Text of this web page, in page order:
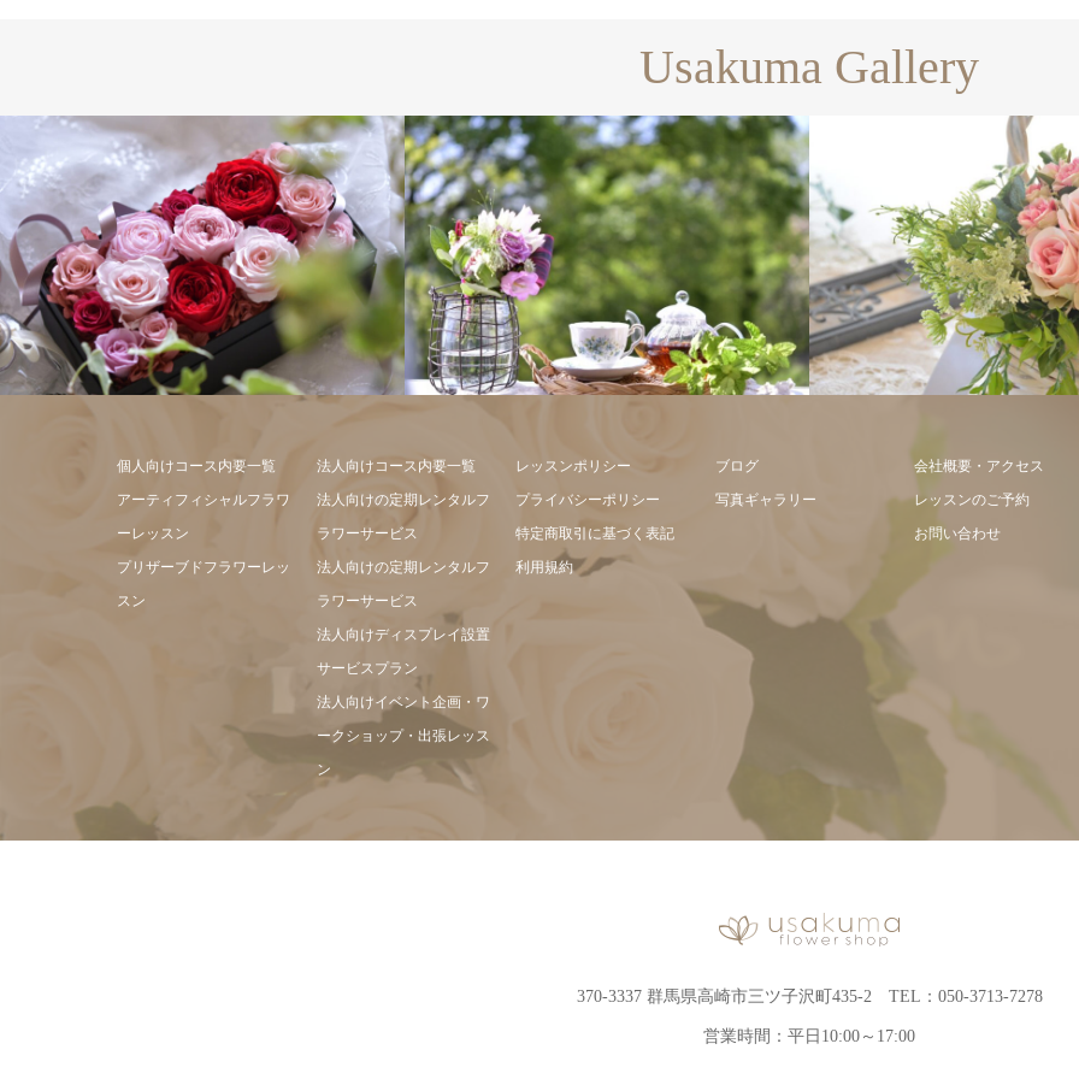
Usakuma Gallery
ギャラリー全て フラワー
アレンジメント フラワーアレ
個人向けコース内要一覧
アーティフィシャルフラワ
ーレッスン
プリザーブドフラワーレッ
スン
法人向けコース内要一覧
法人向けの定期レンタルフ
ラワーサービス
法人向けの定期レンタルフ
ラワーサービス
法人向けディスプレイ設置
サービスプラン
法人向けイベント企画・ワ
ークショップ・出張レッス
ン
レッスンポリシー
プライバシーポリシー
特定商取引に基づく表記
利用規約
ブログ
写真ギャラリー
会社概要・アクセス
レッスンのご予約
お問い合わせ
370-3337 群馬県高崎市三ツ子沢町435-2 TEL：050-3713-7278
営業時間：平日10:00～17:00